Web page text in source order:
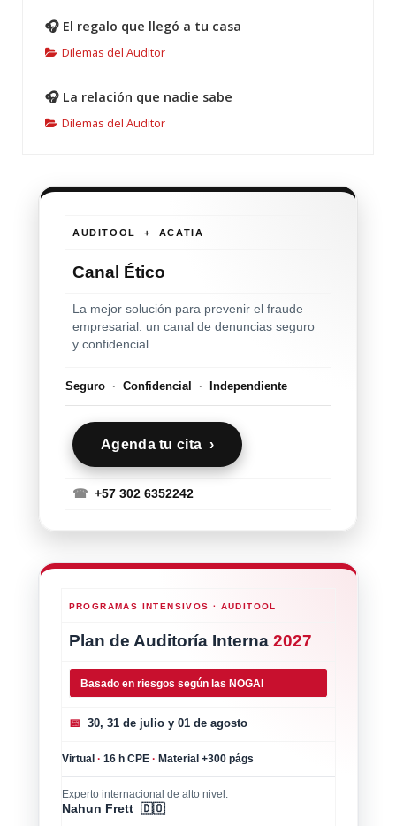
🎧 El regalo que llegó a tu casa
Dilemas del Auditor
🎧 La relación que nadie sabe
Dilemas del Auditor
AUDITOOL + ACATIA
Canal Ético
La mejor solución para prevenir el fraude
empresarial: un canal de denuncias seguro
y confidencial.
Seguro · Confidencial · Independiente
Agenda tu cita ›
☎ +57 302 6352242
PROGRAMAS INTENSIVOS · AUDITOOL
Plan de Auditoría Interna 2027
Basado en riesgos según las NOGAI
📅 30, 31 de julio y 01 de agosto
Virtual · 16 h CPE · Material +300 págs
Experto internacional de alto nivel:
Nahun Frett 🇩🇴